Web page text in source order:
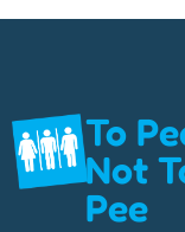
To
Not
Pee